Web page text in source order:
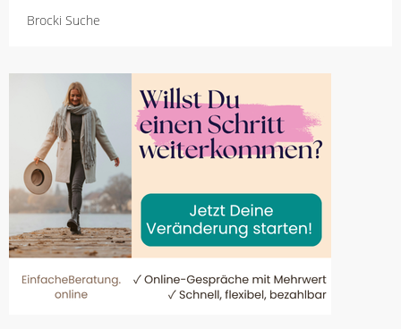
Brocki Suche